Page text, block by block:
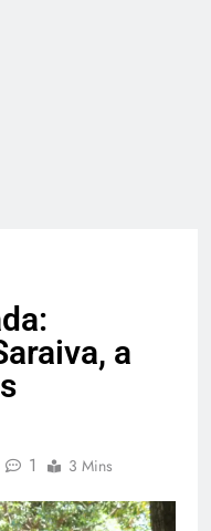
a
1 3 Mins